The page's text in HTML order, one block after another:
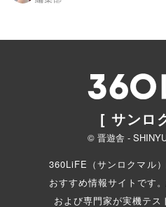
[ サンロ
© 晋遊舎 -
360LiFE（サンロクマル
おすすめ情報サイトです
および専門家が実機テス